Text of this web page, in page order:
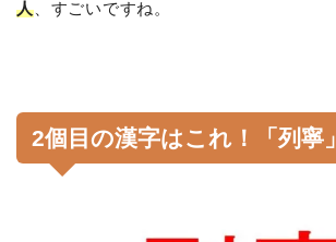
人、すごいですね。
2個目の漢字はこれ！「列寧」